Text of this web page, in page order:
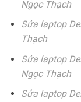
Ngọc Thạch
Sửa laptop
Thạch
Sửa laptop
Ngọc Thạch
Sửa laptop